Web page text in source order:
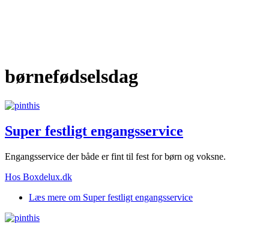
børnefødselsdag
Super festligt engangsservice
Engangsservice der både er fint til fest for børn og voksne.
Hos Boxdelux.dk
Læs mere om Super festligt engangsservice